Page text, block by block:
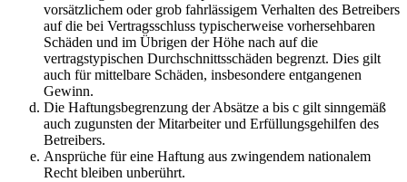
vorsätzlichem oder grob fahrlässigem Verhalten des Betreibers
auf die bei Vertragsschluss typischerweise vorhersehbaren
Schäden und im Übrigen der Höhe nach auf die
vertragstypischen Durchschnittsschäden begrenzt. Dies gilt
auch für mittelbare Schäden, insbesondere entgangenen
Gewinn.
Die Haftungsbegrenzung der Absätze a bis c gilt sinngemäß
auch zugunsten der Mitarbeiter und Erfüllungsgehilfen des
Betreibers.
Ansprüche für eine Haftung aus zwingendem nationalem
Recht bleiben unberührt.